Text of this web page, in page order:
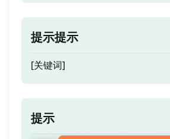
提示提示
[关键词]
提示